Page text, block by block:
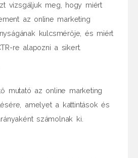
vizsgáljuk meg, hogy miért
az online marketing
kulcsmérője, és miért
re alapozni a sikert.
mutató az online marketing
amelyet a kattintások és
számolnak ki.